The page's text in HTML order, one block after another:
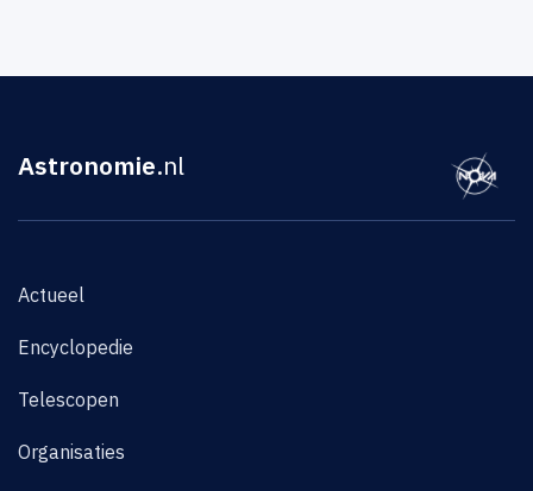
Astronomie.nl
Actueel
Encyclopedie
Telescopen
Organisaties